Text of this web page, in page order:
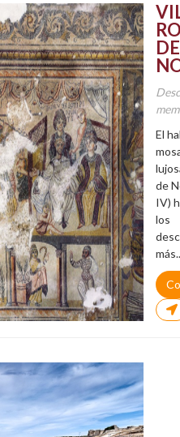
DE
El
de
IV)
los